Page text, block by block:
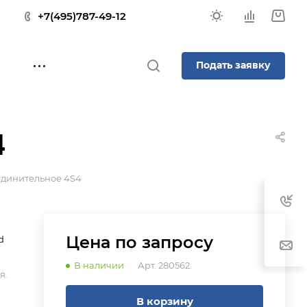
+7(495)787-49-12
Подать заявку
4S4
Цена по запросу
В наличии Арт. 280562.
В корзину